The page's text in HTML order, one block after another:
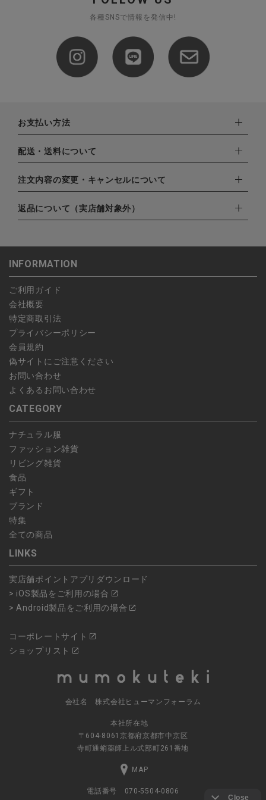
各種SNSで情報を発信中!
お支払い方法
下記お支払い方法よりお選びいただけます。
・クレジットカード（VISA,mastercard,JCB,AMERICAN
EXPRESS,Diners Club）
・amazonペイメント
・楽天ペイ
・PayPay
配送・送料について
配達業者：日本郵便
北海道：1,400円
注文内容の変更・キャンセルについて
ご注文日当日から翌日のAM9:00までにご連絡頂いた場合はキャ
ンセルは可能です。
します。
予約商品など一部キャンセルが出来ない場合がございます。あら
かじめご了承ください。
返品について（実店舗対象外）
こちら よりご依頼ください。
INFORMATION
ご利用ガイド
会社概要
特定商取引法
プライバシーポリシー
会員規約
偽サイトにご注意ください
お問い合わせ
よくあるお問い合わせ
CATEGORY
ナチュラル服
ファッション雑貨
リビング雑貨
食品
ギフト
ブランド
特集
全ての商品
LINKS
実店舗ポイントアプリダウンロード
> iOS製品をご利用の場合
> Android製品をご利用の場合
コーポレートサイト
ショップリスト
会社名 株式会社ヒューマンフォーラム
本社所在地
〒604-8061京都府京都市中京区
寺町通蛸薬師上ル式部町261番地
MAP
電話番号 070-5504-0806